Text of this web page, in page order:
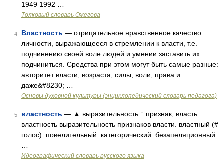
1949 1992 …
Толковый словарь Ожегова
4 Властность — отрицательное нравственное качество
личности, выражающееся в стремлении к власти, т.е.
подчинению своей воле людей и умении заставить их
подчиниться. Средства при этом могут быть самые разные:
авторитет власти, возраста, силы, воли, права и
даже&#8230; …
Основы духовной культуры (энциклопедический словарь педагога)
5 властность — ▲ выразительность ↑ признак, власть
властность выразительность признаков власти. властный (#
голос). повелительный. категорический. безапеляционный
Идеографический словарь русского языка